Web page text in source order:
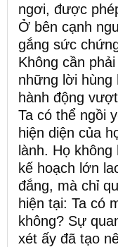
ngơi, được
Ở bên cạnh
gắng sức
Không cần
những lời hùng
hành động
Ta có thể ngồi
hiện diện của
lành. Họ
kế hoạch lớn
đắng, mà chỉ
hiện tại: Ta có
không? Sự
xét ấy đã tạo